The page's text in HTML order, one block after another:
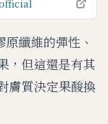
纖維的彈性、
，但這還是有其
膚質決定果酸換